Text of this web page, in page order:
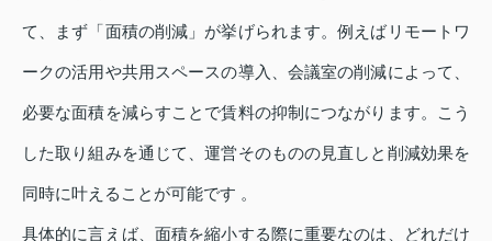
て、まず「面積の削減」が挙げられます。例えばリモートワ
ークの活用や共用スペースの導入、会議室の削減によって、
必要な面積を減らすことで賃料の抑制につながります。こう
した取り組みを通じて、運営そのものの見直しと削減効果を
同時に叶えることが可能です 。
具体的に言えば、面積を縮小する際に重要なのは、どれだけ